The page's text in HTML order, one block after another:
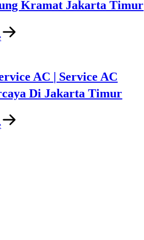
Kramat Jakarta Timur
AC | Service AC
Di Jakarta Timur